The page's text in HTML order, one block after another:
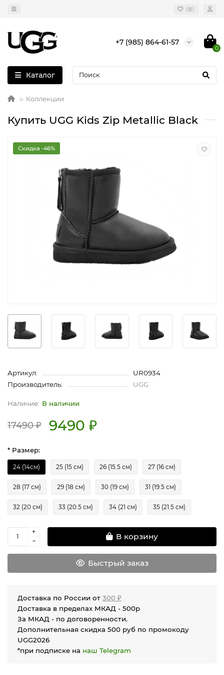
0
+7 (985) 864-61-57
0
Каталог
Коллекции
Купить UGG Kids Zip Metallic Black
Скидка -46%
Артикул:
UR0934
Производитель:
UGG
В наличии
17490 ₽ 9490 ₽
* Размер:
24 (14см) 25 (15 см) 26 (15.5 см) 27 (16 см)
28 (17 см) 29 (18 см) 30 (19 см) 31 (19.5 см)
32 (20 см) 33 (20.5 см) 34 (21 см) 35 (21.5 см)
В корзину
Быстрый заказ
Доставка по России от 300 ₽
Доставка в пределах МКАД - 500р
За МКАД - по договоренности.
Дополнительная скидка 500 руб по промокоду
UGG2026
*при подписке на наш Telegram